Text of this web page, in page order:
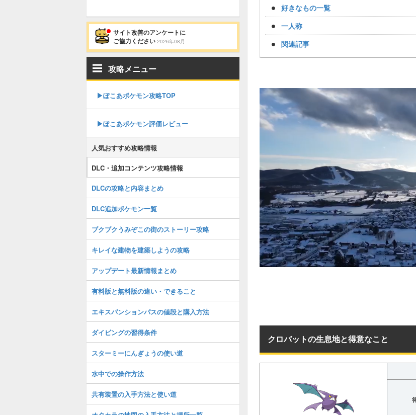
好きなもの一覧
一人称
関連記事
クロバットの生息地と得意なこと
サイト改善のアンケートに
ご協力ください 2026年08月
攻略メニュー
▶︎ぽこあポケモン攻略TOP
▶︎ぽこあポケモン評価レビュー
人気おすすめ攻略情報
DLC・追加コンテンツ攻略情報
DLCの攻略と内容まとめ
DLC追加ポケモン一覧
ブクブクうみぞこの街のストーリー攻略
キレイな建物を建築しようの攻略
アップデート最新情報まとめ
有料版と無料版の違い・できること
エキスパンションパスの値段と購入方法
ダイビングの習得条件
スターミーにんぎょうの使い道
水中での操作方法
共有装置の入手方法と使い道